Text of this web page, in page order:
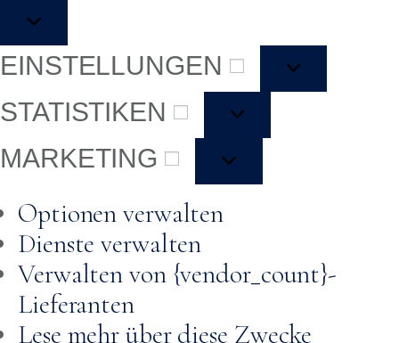
EINSTELLUNGEN
STATISTIKEN
MARKETING
Optionen verwalten
Dienste verwalten
Verwalten von {vendor_count}-
Lieferanten
Lese mehr über diese Zwecke